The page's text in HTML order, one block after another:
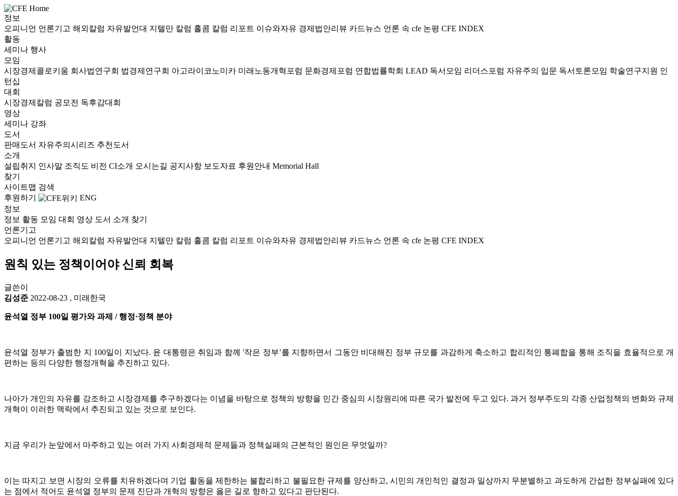
정보
오피니언 언론기고 해외칼럼 자유발언대 지텔만 칼럼 홀콤 칼럼 리포트 이슈와자유 경제법안리뷰 카드뉴스 언론 속 cfe 논평 CFE INDEX
활동
세미나 행사
모임
시장경제콜로키움 회사법연구회 법경제연구회 아고라이코노미카 미래노동개혁포럼 문화경제포럼 연합법률학회 LEAD 독서모임 리더스포럼 자유주의 입문 독서토론모임 학술연구지원 인
턴십
대회
시장경제칼럼 공모전 독후감대회
영상
세미나 강좌
도서
판매도서 자유주의시리즈 추천도서
소개
설립취지 인사말 조직도 비전 CI소개 오시는길 공지사항 보도자료 후원안내 Memorial Hall
찾기
사이트맵 검색
후원하기
ENG
정보
정보 활동 모임 대회 영상 도서 소개 찾기
언론기고
오피니언 언론기고 해외칼럼 자유발언대 지텔만 칼럼 홀콤 칼럼 리포트 이슈와자유 경제법안리뷰 카드뉴스 언론 속 cfe 논평 CFE INDEX
원칙 있는 정책이어야 신뢰 회복
글쓴이
김성준 2022-08-23 , 미래한국
윤석열 정부 100일 평가와 과제 / 행정·정책 분야
윤석열 정부가 출범한 지 100일이 지났다. 윤 대통령은 취임과 함께 '작은 정부’를 지향하면서 그동안 비대해진 정부 규모를 과감하게 축소하고 합리적인 통폐합을 통해 조직을 효율적으로 개
편하는 등의 다양한 행정개혁을 추진하고 있다.
나아가 개인의 자유를 강조하고 시장경제를 추구하겠다는 이념을 바탕으로 정책의 방향을 민간 중심의 시장원리에 따른 국가 발전에 두고 있다. 과거 정부주도의 각종 산업정책의 변화와 규제
개혁이 이러한 맥락에서 추진되고 있는 것으로 보인다.
지금 우리가 눈앞에서 마주하고 있는 여러 가지 사회경제적 문제들과 정책실패의 근본적인 원인은 무엇일까?
이는 따지고 보면 시장의 오류를 치유하겠다며 기업 활동을 제한하는 불합리하고 불필요한 규제를 양산하고, 시민의 개인적인 결정과 일상까지 무분별하고 과도하게 간섭한 정부실패에 있다
는 점에서 적어도 윤석열 정부의 문제 진단과 개혁의 방향은 옳은 길로 향하고 있다고 판단된다.